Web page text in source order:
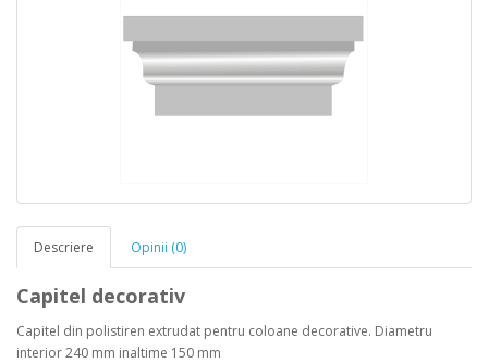
Descriere Opinii (0)
Capitel decorativ
Capitel din polistiren extrudat pentru coloane decorative. Diametru
interior 240 mm inaltime 150 mm